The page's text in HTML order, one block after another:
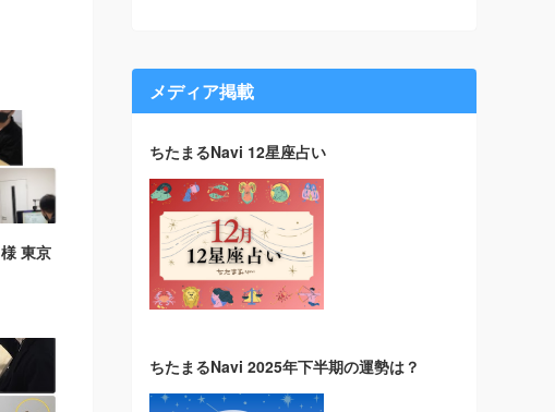
東京
メディア掲載
ちたまるNavi 12星座占い
ちたまるNavi 2025年下半期の運勢は？